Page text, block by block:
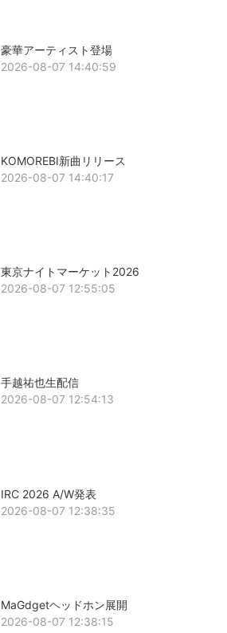
豪華アーティスト登場
2026-08-07 14:40:59
KOMOREBI新曲リリース
2026-08-07 14:40:17
東京ナイトマーケット2026
2026-08-07 12:55:05
手越祐也生配信
2026-08-07 12:54:13
IRC 2026 A/W発表
2026-08-07 12:38:35
MaGdgetヘッドホン展開
2026-08-07 12:38:15